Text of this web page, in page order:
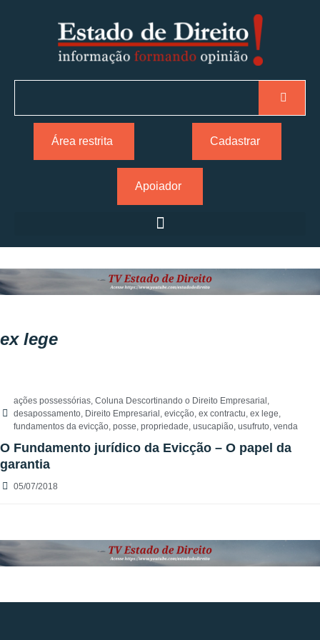
Área restrita Cadastrar
Apoiador
ex lege
ações possessórias, Coluna Descortinando o Direito Empresarial ,
desapossamento, Direito Empresarial , evicção, ex contractu, ex lege,
fundamentos da evicção, posse, propriedade, usucapião, usufruto, venda
O Fundamento jurídico da Evicção – O papel da
garantia
05/07/2018